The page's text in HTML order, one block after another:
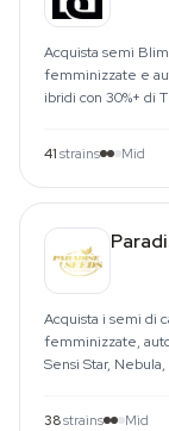
Acquista semi
femminizzate e
ibridi con 30%+ di
41 strains Mid
Acquista i semi di
femminizzate,
Sensi Star, Nebula,
38strains Mid